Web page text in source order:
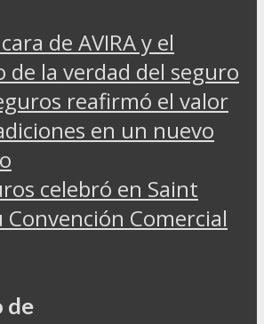
de AVIRA y el
de la verdad del seguro
reafirmó el valor
en un nuevo
celebró en Saint
Comercial
de